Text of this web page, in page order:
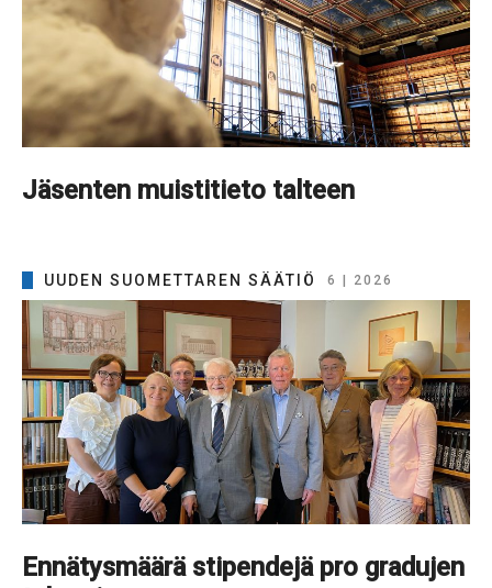
Jäsenten muistitieto talteen
UUDEN SUOMETTAREN SÄÄTIÖ 6 | 2026
Ennätysmäärä stipendejä pro gradujen